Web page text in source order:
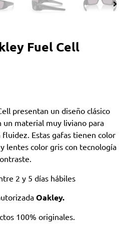
Fuel Cell
presentan un diseño clásico
un material muy liviano para
fluidez. Estas gafas tienen color
lentes color gris con tecnología
2 y 5 días hábiles
Oakley.
100% originales.